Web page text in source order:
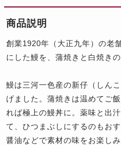
商品説明
創業1920年（大正九年）の老
にした鰻を、蒲焼きと白焼き
鰻は三河一色産の新仔（しん
げました。蒲焼きは温めてご
れば極上の鰻丼に。薬味と出
て、ひつまぶしにするのもお
醤油などで素材の味をお楽しみ